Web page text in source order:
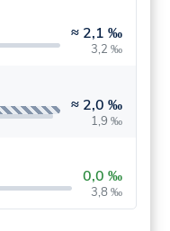
≈ 2,1 ‰
3,2 ‰
≈ 2,0 ‰
1,9 ‰
0,0 ‰
3,8 ‰